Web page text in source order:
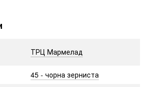
ТРЦ Мармелад
45 - чорна зерниста